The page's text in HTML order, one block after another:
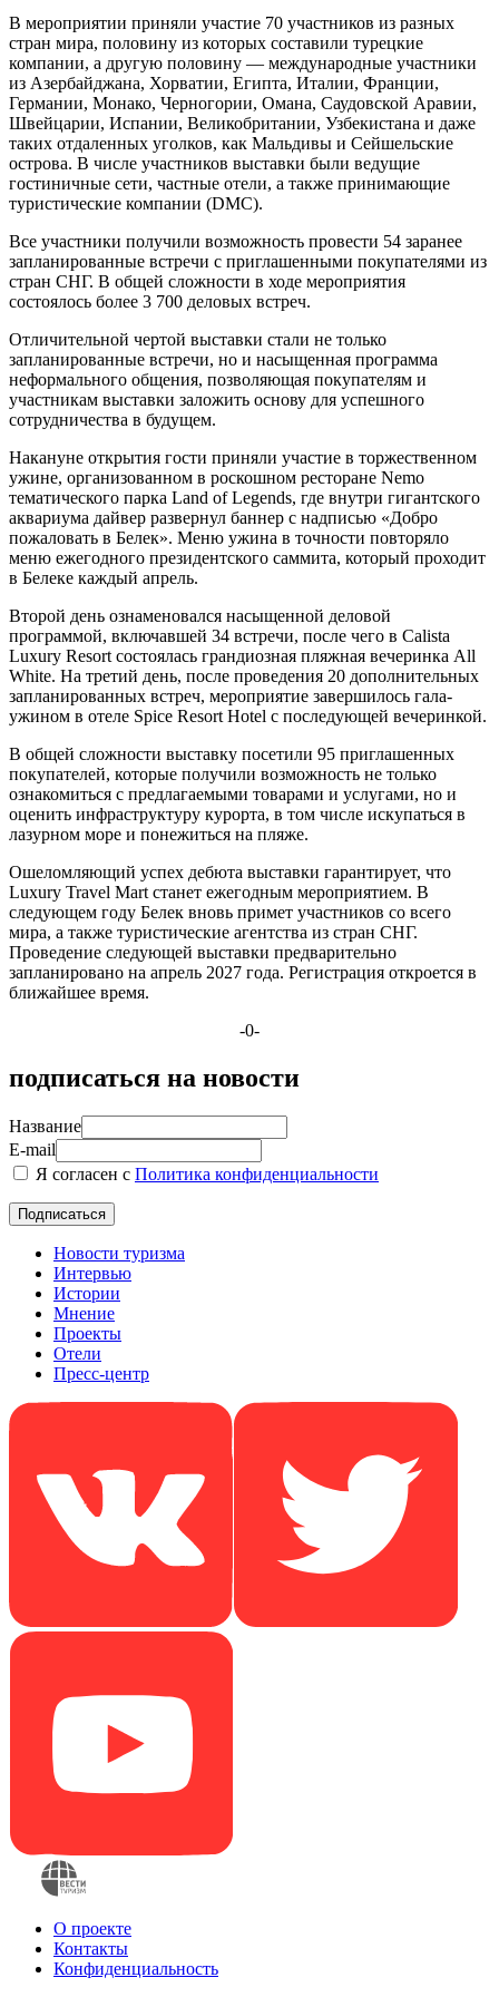
В мероприятии приняли участие 70 участников из разных
стран мира, половину из которых составили турецкие
компании, а другую половину — международные участники
из Азербайджана, Хорватии, Египта, Италии, Франции,
Германии, Монако, Черногории, Омана, Саудовской Аравии,
Швейцарии, Испании, Великобритании, Узбекистана и даже
таких отдаленных уголков, как Мальдивы и Сейшельские
острова. В числе участников выставки были ведущие
гостиничные сети, частные отели, а также принимающие
туристические компании (DMC).
Все участники получили возможность провести 54 заранее
запланированные встречи с приглашенными покупателями из
стран СНГ. В общей сложности в ходе мероприятия
состоялось более 3 700 деловых встреч.
Отличительной чертой выставки стали не только
запланированные встречи, но и насыщенная программа
неформального общения, позволяющая покупателям и
участникам выставки заложить основу для успешного
сотрудничества в будущем.
Накануне открытия гости приняли участие в торжественном
ужине, организованном в роскошном ресторане Nemo
тематического парка Land of Legends, где внутри гигантского
аквариума дайвер развернул баннер с надписью «Добро
пожаловать в Белек». Меню ужина в точности повторяло
меню ежегодного президентского саммита, который проходит
в Белеке каждый апрель.
Второй день ознаменовался насыщенной деловой
программой, включавшей 34 встречи, после чего в Calista
Luxury Resort состоялась грандиозная пляжная вечеринка All
White. На третий день, после проведения 20 дополнительных
запланированных встреч, мероприятие завершилось гала-
ужином в отеле Spice Resort Hotel с последующей вечеринкой.
В общей сложности выставку посетили 95 приглашенных
покупателей, которые получили возможность не только
ознакомиться с предлагаемыми товарами и услугами, но и
оценить инфраструктуру курорта, в том числе искупаться в
лазурном море и понежиться на пляже.
Ошеломляющий успех дебюта выставки гарантирует, что
Luxury Travel Mart станет ежегодным мероприятием. В
следующем году Белек вновь примет участников со всего
мира, а также туристические агентства из стран СНГ.
Проведение следующей выставки предварительно
запланировано на апрель 2027 года. Регистрация откроется в
ближайшее время.
-0-
подписаться на новости
Название
E-mail
Я согласен с Политика конфиденциальности
Новости туризма
Интервью
Истории
Мнение
Проекты
Отели
Пресс-центр
О проекте
Контакты
Конфиденциальность